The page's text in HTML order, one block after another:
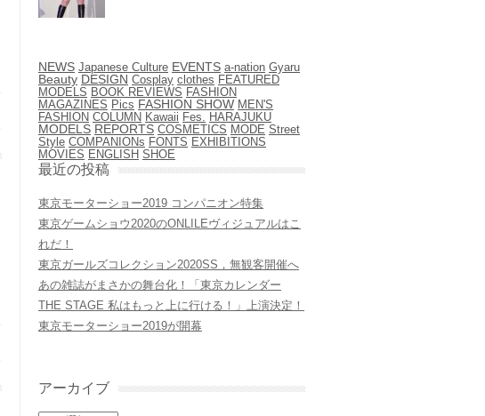
NEWS Japanese Culture EVENTS a-nation Gyaru
Beauty DESIGN Cosplay clothes FEATURED
MODELS BOOK REVIEWS FASHION
MAGAZINES Pics FASHION SHOW MEN'S
FASHION COLUMN Kawaii Fes. HARAJUKU
MODELS REPORTS COSMETICS MODE Street
Style COMPANIONs FONTS EXHIBITIONS
MOVIES ENGLISH SHOE
最近の投稿
東京モーターショー2019 コンパニオン特集
東京ゲームショウ2020のONLILEヴィジュアルはこ
れだ！
東京ガールズコレクション2020SS，無観客開催へ
あの雑誌がまさかの舞台化！「東京カレンダー
THE STAGE 私はもっと上に行ける！」上演決定！
東京モーターショー2019が開幕
アーカイブ